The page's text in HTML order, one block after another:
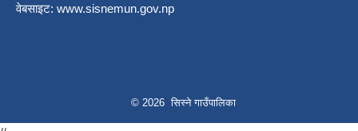
वेबसाइट: www.sisnemun.gov.np
© 2026 सिस्ने गाउँपालिका